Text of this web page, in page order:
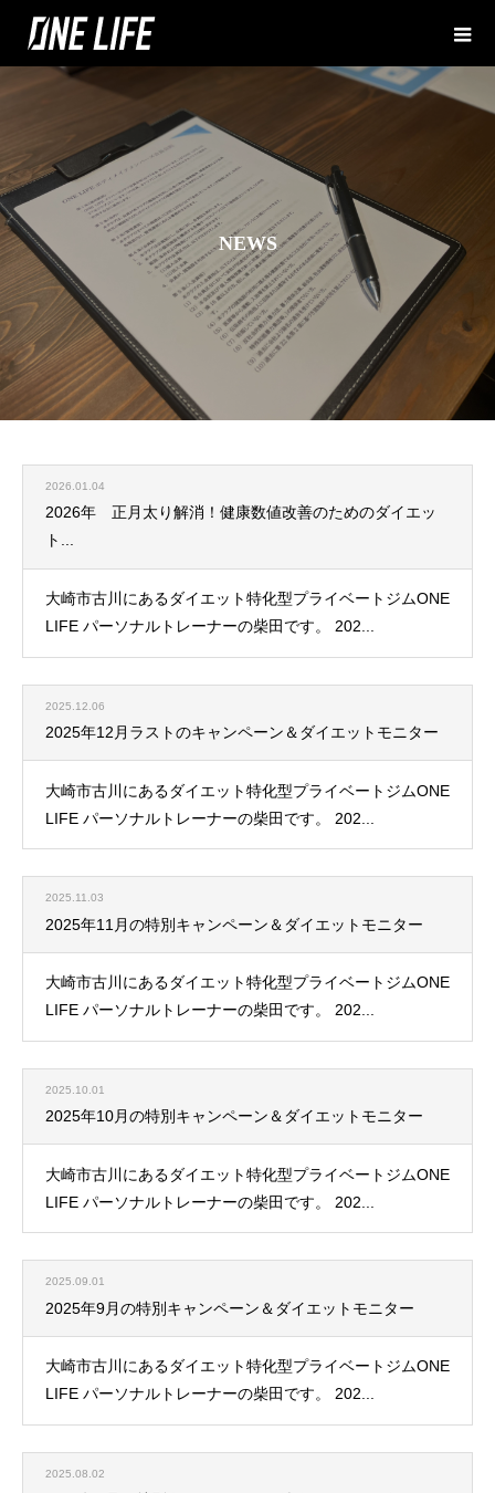
NEWS
2026.01.04
2026年 正月太り解消！健康数値改善のためのダイエッ
ト...
大崎市古川にあるダイエット特化型プライベートジムONE
LIFE パーソナルトレーナーの柴田です。 202...
2025.12.06
2025年12月ラストのキャンペーン＆ダイエットモニター
大崎市古川にあるダイエット特化型プライベートジムONE
LIFE パーソナルトレーナーの柴田です。 202...
2025.11.03
2025年11月の特別キャンペーン＆ダイエットモニター
大崎市古川にあるダイエット特化型プライベートジムONE
LIFE パーソナルトレーナーの柴田です。 202...
2025.10.01
2025年10月の特別キャンペーン＆ダイエットモニター
大崎市古川にあるダイエット特化型プライベートジムONE
LIFE パーソナルトレーナーの柴田です。 202...
2025.09.01
2025年9月の特別キャンペーン＆ダイエットモニター
大崎市古川にあるダイエット特化型プライベートジムONE
LIFE パーソナルトレーナーの柴田です。 202...
2025.08.02